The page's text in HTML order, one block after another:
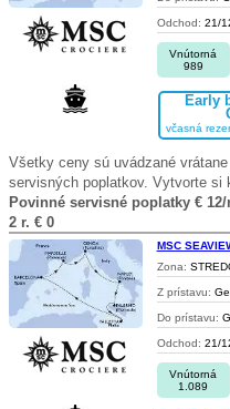
Odchod: 21/
Vnútorná
989
Early
včasná
Všetky ceny sú uvádzané
servisných poplatkov. Vytvorte si
Povinné servisné poplatky €
2 r. € 0
MSC
Zona:
Z prístavu:
Do prístavu:
Odchod: 21/
Vnútorná
1.089